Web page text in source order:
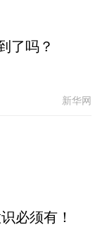
了吗？
新华网
必须有！